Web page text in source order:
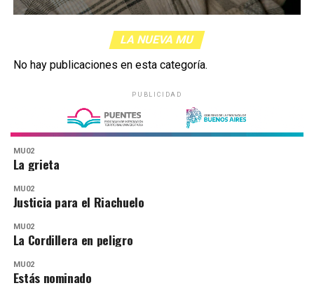
LA NUEVA MU
No hay publicaciones en esta categoría.
PUBLICIDAD
MU02
La grieta
MU02
Justicia para el Riachuelo
MU02
La Cordillera en peligro
MU02
Estás nominado